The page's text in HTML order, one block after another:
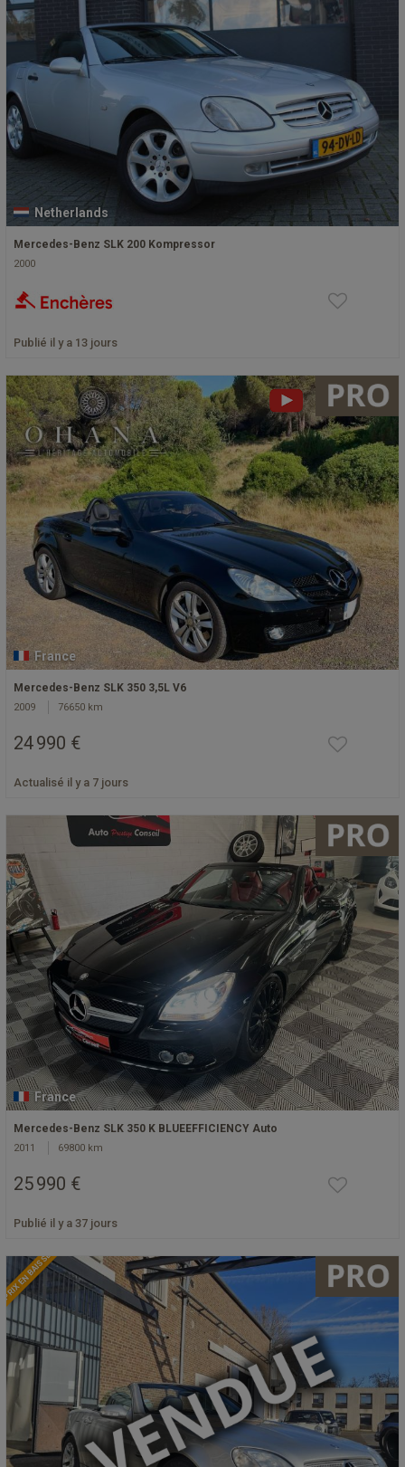
Netherlands
Mercedes-Benz SLK 200 Kompressor
2000
Publié il y a 13 jours
France
Mercedes-Benz SLK 350 3,5L V6
2009 76650 km
24 990 €
Actualisé il y a 7 jours
France
Mercedes-Benz SLK 350 K BLUEEFFICIENCY Auto
2011 69800 km
25 990 €
Publié il y a 37 jours
PRIX EN BAISSE